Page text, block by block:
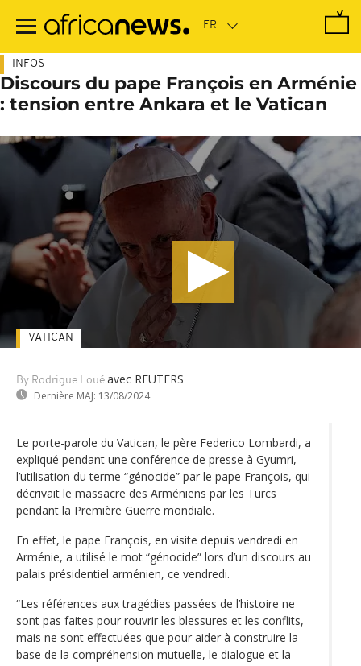
contenu
INFOS
Discours du pape François en Arménie
: tension entre Ankara et le Vatican
By Rodrigue Loué avec REUTERS
Dernière MAJ: 13/08/2024
VATICAN
Le porte-parole du Vatican, le père Federico Lombardi, a
expliqué pendant une conférence de presse à Gyumri,
l’utilisation du terme “génocide” par le pape François, qui
décrivait le massacre des Arméniens par les Turcs
pendant la Première Guerre mondiale.
En effet, le pape François, en visite depuis vendredi en
Arménie, a utilisé le mot “génocide” lors d’un discours au
palais présidentiel arménien, ce vendredi.
“Les références aux tragédies passées de l’histoire ne
sont pas faites pour rouvrir les blessures et les conflits,
mais ne sont effectuées que pour aider à construire la
base de la compréhension mutuelle, le dialogue et la